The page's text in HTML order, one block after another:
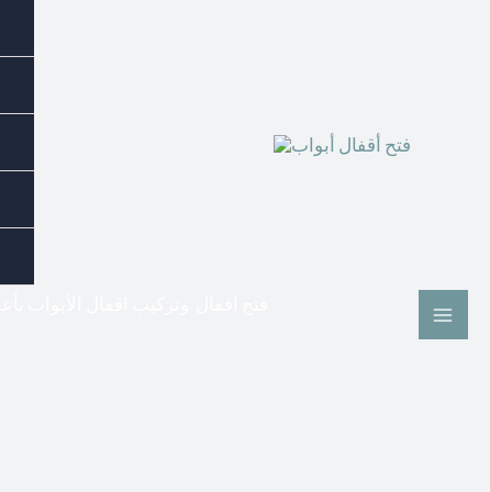
فتح اقفال وتركيب اقفال الأبواب